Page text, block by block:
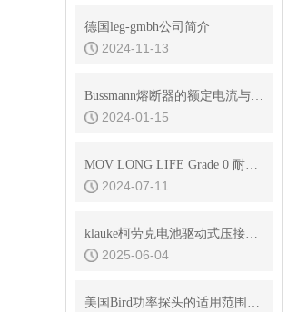
德国leg-gmbh公司简介
2024-11-13
Bussmann熔断器的额定电流与熔断特性选择指南
2024-01-15
MOV LONG LIFE Grade 0 耐高温 核级耐辐射润滑脂
2024-07-11
klauke柯劳克电池驱动式压接工具EK50ML适用于什么模具
2025-06-04
美国Bird功率探头的适用范围及优点